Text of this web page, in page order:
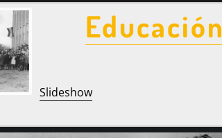
Educación
Slideshow